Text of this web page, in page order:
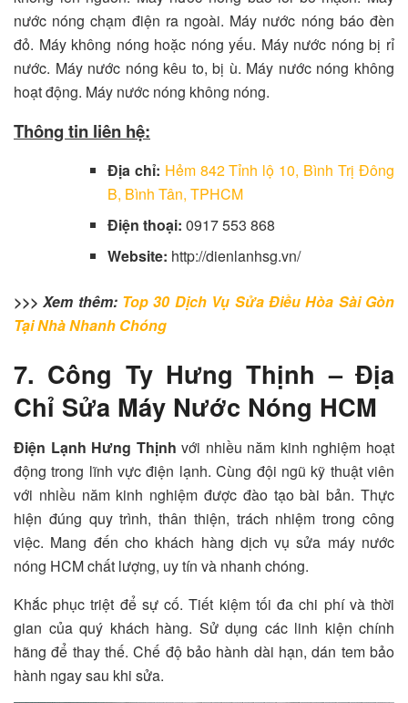
nước nóng chạm điện ra ngoài. Máy nước nóng báo đèn
đỏ. Máy không nóng hoặc nóng yếu. Máy nước nóng bị rỉ
nước. Máy nước nóng kêu to, bị ù. Máy nước nóng không
hoạt động. Máy nước nóng không nóng.
Thông tin liên hệ:
Địa chỉ: Hẻm 842 Tỉnh lộ 10, Bình Trị Đông
B, Bình Tân, TPHCM
Điện thoại: 0917 553 868
Website: http://dienlanhsg.vn/
>>> Xem thêm: Top 30 Dịch Vụ Sửa Điều Hòa Sài Gòn
Tại Nhà Nhanh Chóng
7. Công Ty Hưng Thịnh – Địa
Chỉ Sửa Máy Nước Nóng HCM
Điện Lạnh Hưng Thịnh với nhiều năm kinh nghiệm hoạt
động trong lĩnh vực điện lạnh. Cùng đội ngũ kỹ thuật viên
với nhiều năm kinh nghiệm được đào tạo bài bản. Thực
hiện đúng quy trình, thân thiện, trách nhiệm trong công
việc. Mang đến cho khách hàng dịch vụ sửa máy nước
nóng HCM chất lượng, uy tín và nhanh chóng.
Khắc phục triệt để sự cố. Tiết kiệm tối đa chi phí và thời
gian của quý khách hàng. Sử dụng các linh kiện chính
hãng để thay thế. Chế độ bảo hành dài hạn, dán tem bảo
hành ngay sau khi sửa.